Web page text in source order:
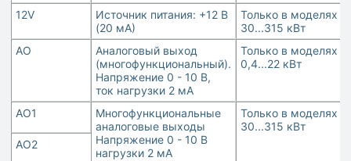
12V
Источник питания: +12 В
(20 мА)
Только в моделях
30...315 кВт
AO
Аналоговый выход
(многофункциональный).
Напряжение 0 - 10 В,
ток нагрузки 2 мА
Только в моделях
0,4...22 кВт
AO1
Многофункциональные
аналоговые выходы
Напряжение 0 - 10 В
нагрузки 2 мА
Только в моделях
30...315 кВт
AO2